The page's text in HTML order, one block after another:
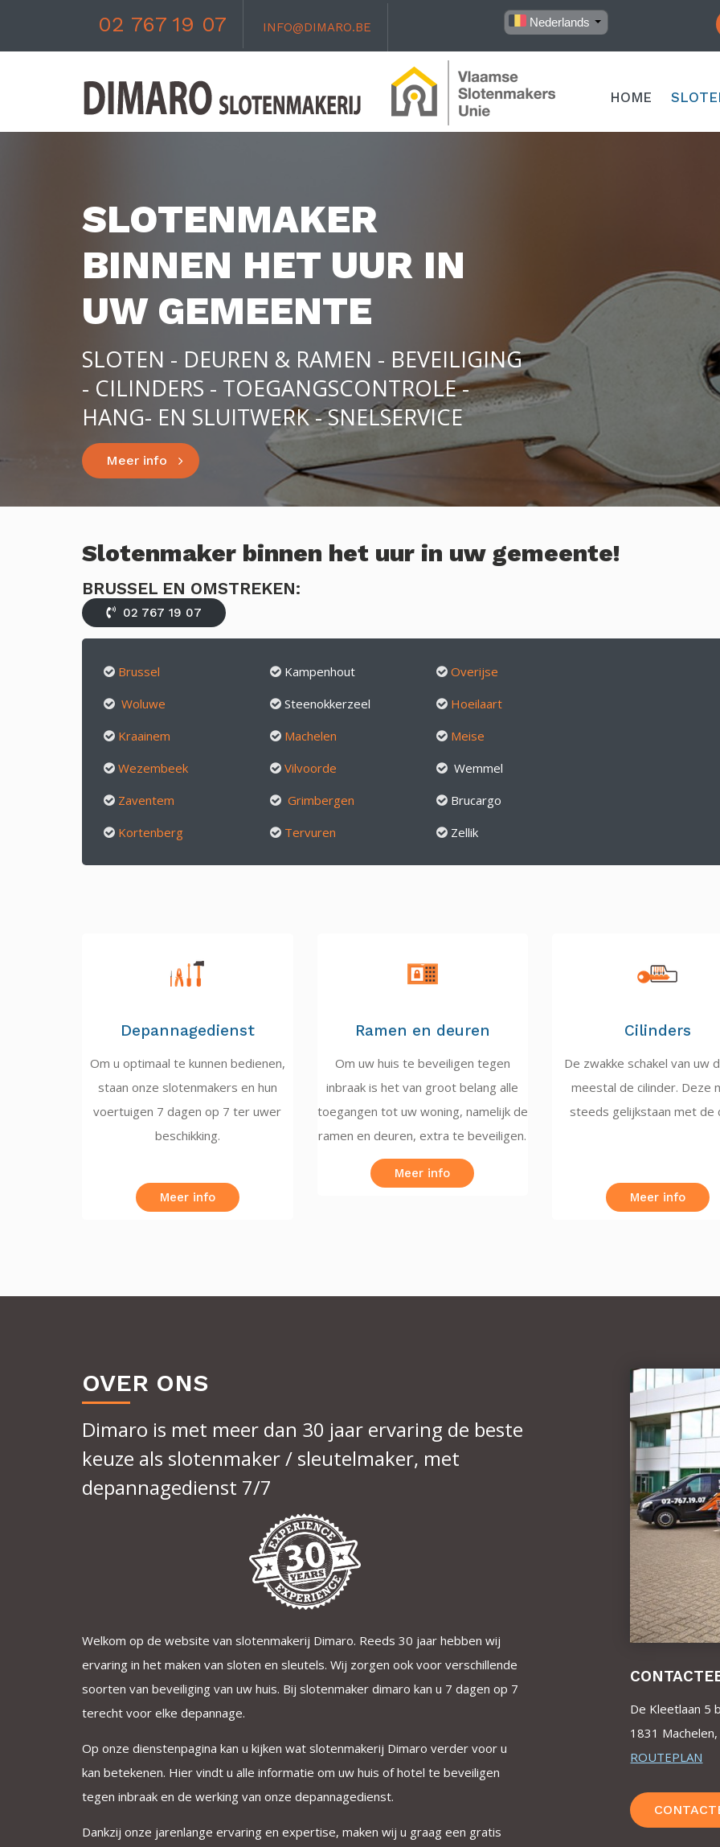
02 767 19 07 INFO@DIMARO.BE Nederlands
HOME
SLOTENMAKER
BINNEN HET UUR IN
UW GEMEENTE
SLOTEN - DEUREN & RAMEN - BEVEILIGING
- CILINDERS - TOEGANGSCONTROLE -
HANG- EN SLUITWERK - SNELSERVICE
Meer info
Slotenmaker binnen het uur in uw gemeente!
BRUSSEL EN OMSTREKEN:
02 767 19 07
Brussel
Woluwe
Kraainem
Wezembeek
Zaventem
Kortenberg
Kampenhout
Steenokkerzeel
Machelen
Vilvoorde
Grimbergen
Tervuren
Overijse
Hoeilaart
Meise
Wemmel
Brucargo
Zellik
Depannagedienst
Om u optimaal te kunnen bedienen,
staan onze slotenmakers en hun
voertuigen 7 dagen op 7 ter uwer
beschikking.
Meer info
Ramen en deuren
Om uw huis te beveiligen tegen
inbraak is het van groot belang alle
toegangen tot uw woning, namelijk de
ramen en deuren, extra te beveiligen.
Meer info
Cilinders
De zwakke schakel van uw
meestal de cilinder. Deze
steeds gelijkstaan met de
Meer info
OVER ONS
Dimaro is met meer dan 30 jaar ervaring de beste
keuze als slotenmaker / sleutelmaker, met
depannagedienst 7/7
Welkom op de website van slotenmakerij Dimaro. Reeds 30 jaar hebben wij
ervaring in het maken van sloten en sleutels. Wij zorgen ook voor verschillende
soorten van beveiliging van uw huis. Bij slotenmaker dimaro kan u 7 dagen op 7
terecht voor elke depannage.
Op onze dienstenpagina kan u kijken wat slotenmakerij Dimaro verder voor u
kan betekenen. Hier vindt u alle informatie om uw huis of hotel te beveiligen
tegen inbraak en de werking van onze depannagedienst.
Dankzij onze jarenlange ervaring en expertise, maken wij u graag een gratis
De Kleetlaan 5
1831
ROUTEPLAN